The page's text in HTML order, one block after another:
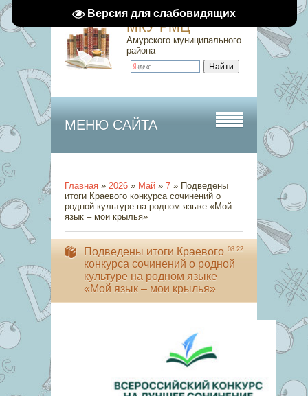
Версия для слабовидящих
МКУ РМЦ
Амурского муниципального
района
МЕНЮ САЙТА
Главная » 2026 » Май » 7 » Подведены
итоги Краевого конкурса сочинений о
родной культуре на родном языке «Мой
язык – мои крылья»
08:22
Подведены итоги Краевого
конкурса сочинений о родной
культуре на родном языке
«Мой язык – мои крылья»